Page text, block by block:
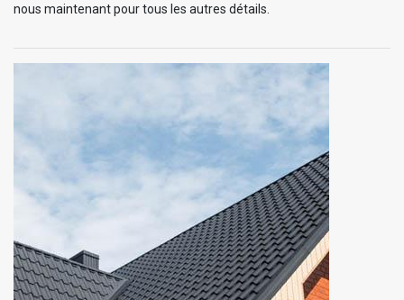
nous maintenant pour tous les autres détails.